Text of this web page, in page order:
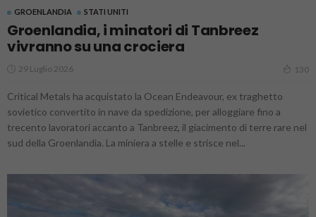
GROENLANDIA STATI UNITI
Groenlandia, i minatori di Tanbreez
vivranno su una crociera
29 Luglio 2026 130
Critical Metals ha acquistato la Ocean Endeavour, ex traghetto
sovietico convertito in nave da spedizione, per alloggiare fino a
trecento lavoratori accanto a Tanbreez, il giacimento di terre rare nel
sud della Groenlandia. La miniera a stelle e strisce nel...